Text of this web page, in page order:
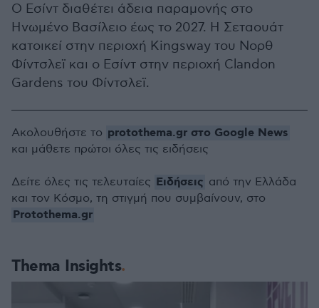
Ο Εσίντ διαθέτει άδεια παραμονής στο
Ηνωμένο Βασίλειο έως το 2027. Η Σεταουάτ
κατοικεί στην περιοχή Kingsway του Νορθ
Φίντσλεϊ και ο Εσίντ στην περιοχή Clandon
Gardens του Φίντσλεϊ.
Thema Insights
Ακολουθήστε το protothema.gr στο Google News
και μάθετε πρώτοι όλες τις ειδήσεις
Δείτε όλες τις τελευταίες Ειδήσεις από την Ελλάδα
και τον Κόσμο, τη στιγμή που συμβαίνουν, στο
Protothema.gr